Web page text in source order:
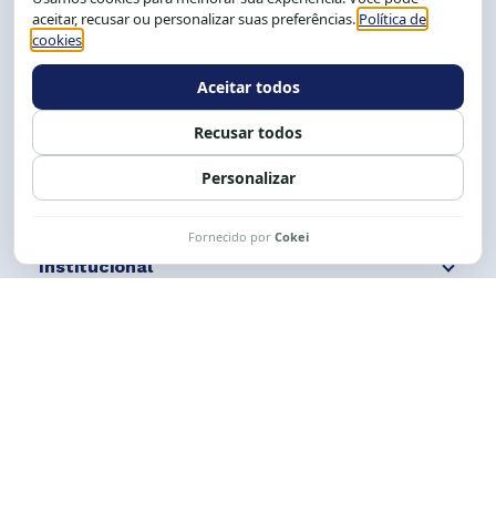
Salvador-BA, Brasil.
Tel.: (71) 2104-5457, Cel.: (71) 9 9239-2104 ou 2105
Expediente: 8h às 12h e 13 às 17h.
Siga nossas redes Fale conosco
Institucional